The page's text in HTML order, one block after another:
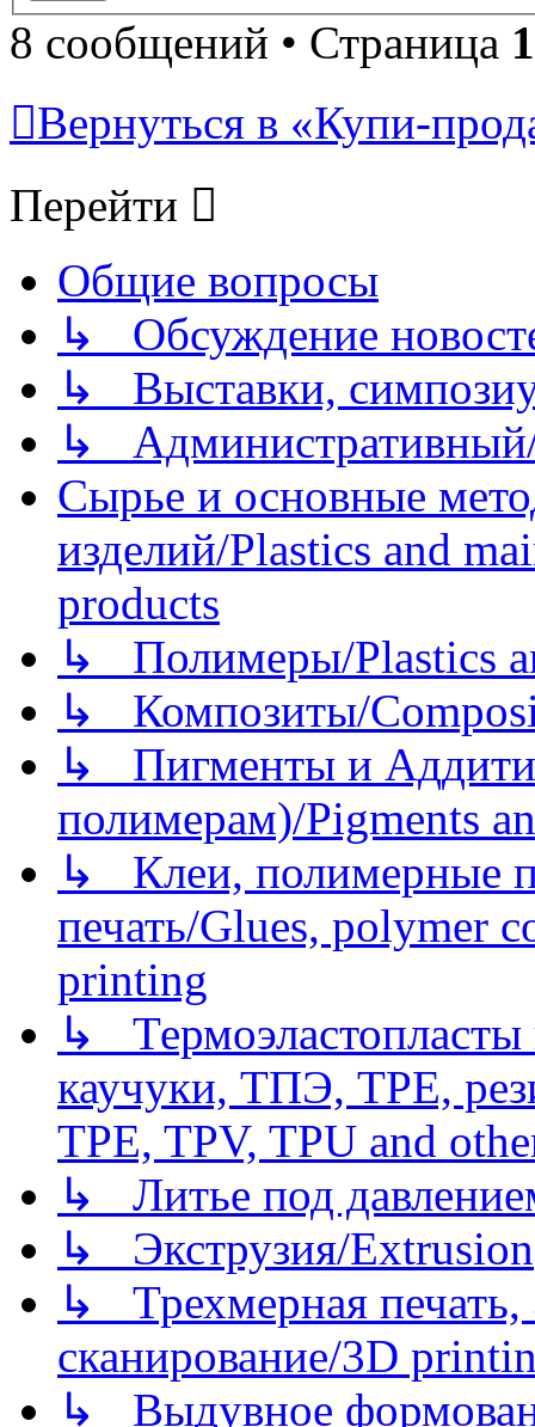
8 сообщений • Страница 1
Вернуться в «Купи-
Перейти
Общие вопросы
↳ Обсуждение
↳ Выставки,
↳
Сырье и основные
изделий/Plastics and
products
↳ Полимеры/Plastics
↳ Композиты/
↳ Пигменты и
полимерам)/Pigments
↳ Клеи, полимерные
печать/Glues, polymer
printing
↳
каучуки, ТПЭ, TPE,
TPE, TPV, TPU and
↳ Литье под
↳ Экструзия/Extrusion
↳ Трехмерная
сканирование/3D
↳ Выдувное